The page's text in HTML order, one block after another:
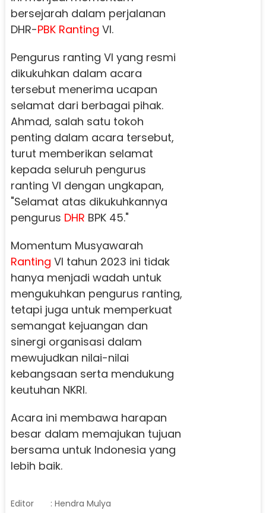
bersejarah dalam perjalanan
DHR-PBK Ranting Vl.
Pengurus ranting Vl yang resmi
dikukuhkan dalam acara
tersebut menerima ucapan
selamat dari berbagai pihak.
Ahmad, salah satu tokoh
penting dalam acara tersebut,
turut memberikan selamat
kepada seluruh pengurus
ranting Vl dengan ungkapan,
"Selamat atas dikukuhkannya
pengurus DHR BPK 45."
Momentum Musyawarah
Ranting Vl tahun 2023 ini tidak
hanya menjadi wadah untuk
mengukuhkan pengurus ranting,
tetapi juga untuk memperkuat
semangat kejuangan dan
sinergi organisasi dalam
mewujudkan nilai-nilai
kebangsaan serta mendukung
keutuhan NKRI.
Acara ini membawa harapan
besar dalam memajukan tujuan
bersama untuk Indonesia yang
lebih baik.
Editor : Hendra Mulya